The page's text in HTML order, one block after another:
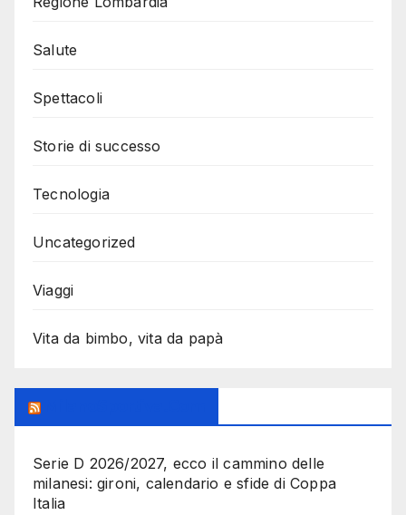
Salute
Spettacoli
Storie di successo
Tecnologia
Uncategorized
Viaggi
Vita da bimbo, vita da papà
Serie D 2026/2027, ecco il cammino delle
milanesi: gironi, calendario e sfide di Coppa
Italia